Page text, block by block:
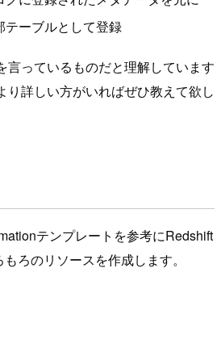
ーブルとして登録
言っているものだと理解しています
り詳しい方がいればぜひ教えて欲し
テンプレートを参考にRedshift
ろのリソースを作成します。